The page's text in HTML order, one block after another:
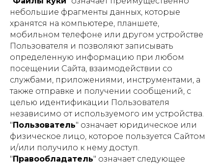
небольшие фрагменты данных, которые
хранятся на компьютере, планшете,
мобильном телефоне или другом устройстве
Пользователя и позволяют записывать
определенную информацию при любом
посещении Сайта, взаимодействии со
службами, приложениями, инструментами, а
также отправке и получении сообщений, с
целью идентификации Пользователя
независимо от используемого им устройства.
"Пользователь" означает юридическое или
физическое лицо, которое пользуется Сайтом
и/или получило к нему доступ.
"Правообладатель" означает следующее